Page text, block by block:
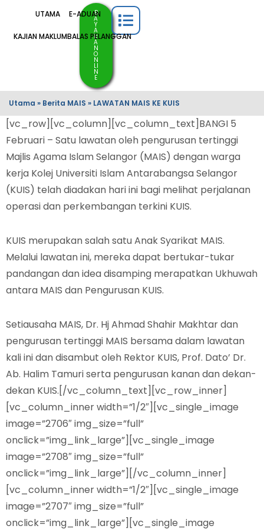
UTAMA E-ADUAN
KAJIAN MAKLUMBALAS PELANGGAN
B
A
Y
A
R
A
N
O
N
LI
N
E
Utama » Berita MAIS » LAWATAN MAIS KE KUIS⁣
[vc_row][vc_column][vc_column_text]BANGI 5
Februari – Satu lawatan oleh pengurusan tertinggi
Majlis Agama Islam Selangor (MAIS) dengan warga
kerja Kolej Universiti Islam Antarabangsa Selangor
(KUIS) telah diadakan hari ini bagi melihat perjalanan
operasi dan perkembangan terkini KUIS.
KUIS merupakan salah satu Anak Syarikat MAIS.
Melalui lawatan ini, mereka dapat bertukar-tukar
pandangan dan idea disamping merapatkan Ukhuwah
antara MAIS dan Pengurusan KUIS.
Setiausaha MAIS, Dr. Hj Ahmad Shahir Makhtar dan
pengurusan tertinggi MAIS bersama dalam lawatan
kali ini dan disambut oleh Rektor KUIS, Prof. Dato’ Dr.
Ab. Halim Tamuri serta pengurusan kanan dan dekan-
dekan KUIS.[/vc_column_text][vc_row_inner]
[vc_column_inner width=”1/2″][vc_single_image
image=”2706″ img_size=”full”
onclick=”img_link_large”][vc_single_image
image=”2708″ img_size=”full”
onclick=”img_link_large”][/vc_column_inner]
[vc_column_inner width=”1/2″][vc_single_image
image=”2707″ img_size=”full”
onclick=”img_link_large”][vc_single_image